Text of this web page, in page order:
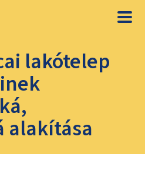
lakótelep
alakítása